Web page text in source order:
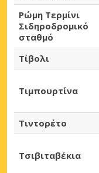
Ρώμη Τερμίνι
Σιδηροδρομικό
σταθμό
Τίβολι
Τιμπουρτίνα
Τιντορέτο
Τσιβιταβέκια